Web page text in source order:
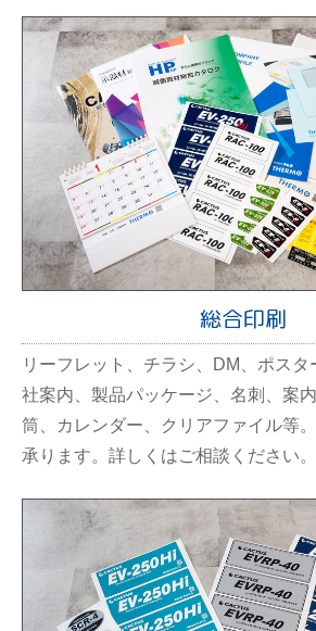
総合印刷
リーフレット、チラシ、DM、ポスタ
社案内、製品パッケージ、名刺、案
筒、カレンダー、クリアファイル等
承ります。詳しくはご相談ください。